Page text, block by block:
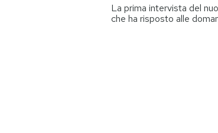
La prima intervista del
che ha risposto alle